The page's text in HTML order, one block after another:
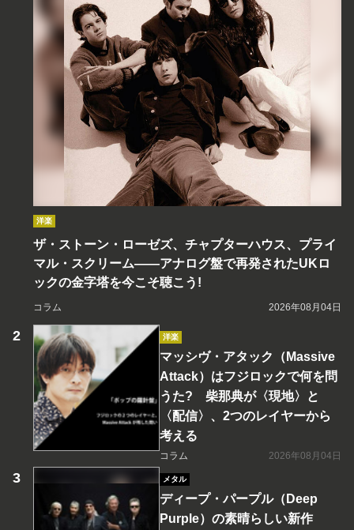
洋楽
ザ・ストーン・ローゼズ、チャプターハウス、プライ
マル・スクリーム――アナログ盤で再発されたUKロ
ックの金字塔を今こそ聴こう!
コラム 2026年08月04日
洋楽
マッシヴ・アタック（Massive
Attack）はフジロックで何を問
うた? 柴那典が〈現地〉と
〈配信〉、2つのレイヤーから
考える
コラム 2026年08月04日
メタル
ディープ・パープル（Deep
Purple）の素晴らしい新作